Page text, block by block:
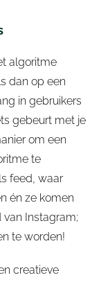
algoritme
dan op een
in gebruikers
gebeurt met je
om een
te
feed, waar
én ze komen
van Instagram;
te worden!
creatieve